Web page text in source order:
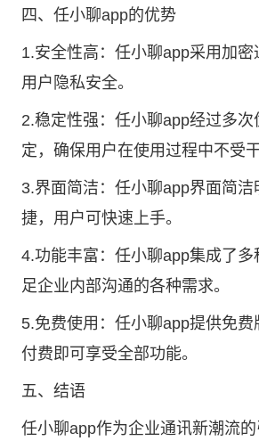
四、任小聊app的优势
1.安全性高：任小聊app采用加
用户隐私安全。
2.稳定性强：任小聊app经过多次
定，确保用户在使用过程中不受干
3.界面简洁：任小聊app界面简洁
捷，用户可快速上手。
4.功能丰富：任小聊app集成了多
足企业内部沟通的各种需求。
5.免费使用：任小聊app提供免费
付费即可享受全部功能。
五、结语
任小聊app作为企业通讯新潮流